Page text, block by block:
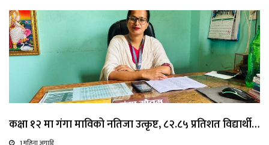
कक्षा १२ मा गंगा माविको नतिजा उत्कृष्ट, ८२.८५ प्रतिशत विद्यार्थी…